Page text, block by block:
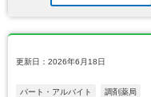
更新日：2026年6月18日
パート・アルバイト 調剤薬局